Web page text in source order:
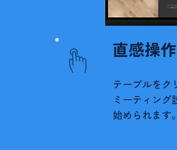
直感操作
テーブルをク
ミーティン
始められます。